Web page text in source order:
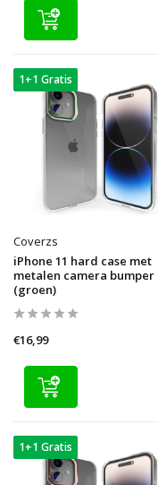
1+1 Gratis
Coverzs
iPhone 11 hard case met
metalen camera bumper
(groen)
€16,99
1+1 Gratis